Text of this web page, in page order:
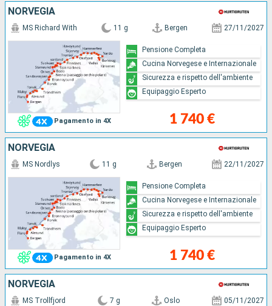
NORVEGIA
Pagamento in 4X
MS Richard With 11 g Bergen 27/11/2027
1 740 €
Pensione Completa
Cucina Norvegese e Internazionale
Sicurezza e rispetto dell'ambiente
Equipaggio Esperto
NORVEGIA
Pagamento in 4X
MS Nordlys 11 g Bergen 22/11/2027
1 740 €
Pensione Completa
Cucina Norvegese e Internazionale
Sicurezza e rispetto dell'ambiente
Equipaggio Esperto
NORVEGIA
MS Trollfjord 7 g Oslo 05/11/2027